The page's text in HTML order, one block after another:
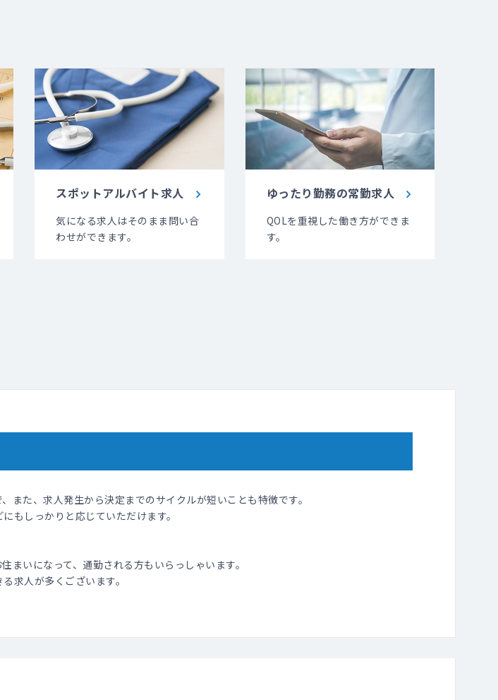
スポットアルバイト求人
気になる求人はそのまま問い合
わせができます。
ゆったり勤務の常勤求人
QOLを重視した働き方ができま
す。
た、求人発生から決定までのサイクルが短いことも特徴です。
もしっかりと応じていただけます。
まいになって、通勤される方もいらっしゃいます。
求人が多くございます。